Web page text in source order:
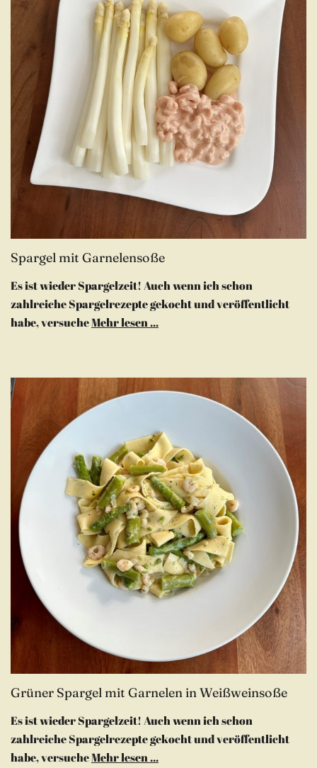
Spargel mit Garnelensoße
Es ist wieder Spargelzeit! Auch wenn ich schon
zahlreiche Spargelrezepte gekocht und veröffentlicht
habe, versucheMehr lesen ...
Grüner Spargel mit Garnelen in Weißweinsoße
Es ist wieder Spargelzeit! Auch wenn ich schon
zahlreiche Spargelrezepte gekocht und veröffentlicht
habe, versucheMehr lesen ...